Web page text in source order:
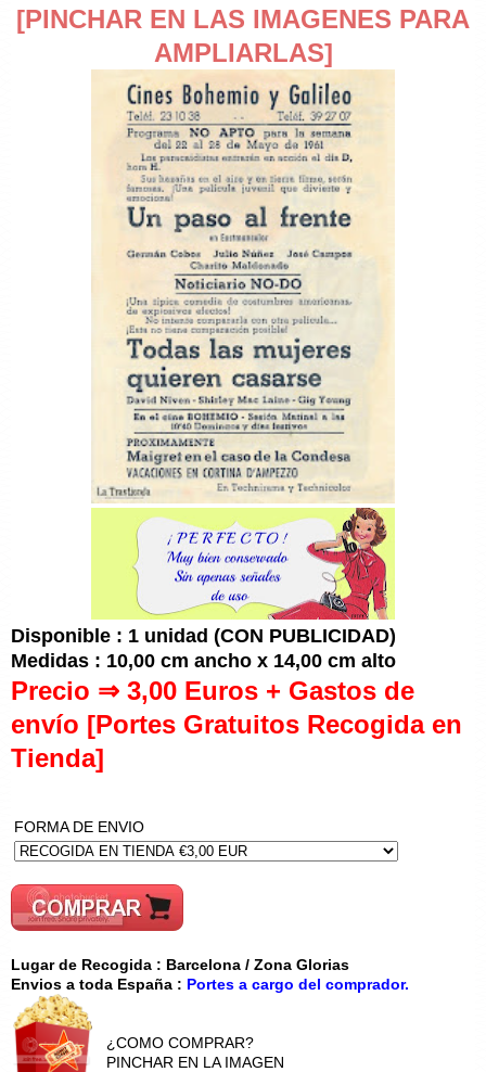
[PINCHAR EN LAS IMAGENES PARA
AMPLIARLAS]
Disponible : 1 unidad (CON PUBLICIDAD)
Medidas : 10,00 cm ancho x 14,00 cm alto
Precio ⇒ 3,00 Euros + Gastos de
envío [Portes Gratuitos Recogida en
Tienda]
FORMA DE ENVIO
Lugar de Recogida : Barcelona / Zona Glorias
Envios a toda España : Portes a cargo del comprador.
¿COMO COMPRAR?
PINCHAR EN LA IMAGEN